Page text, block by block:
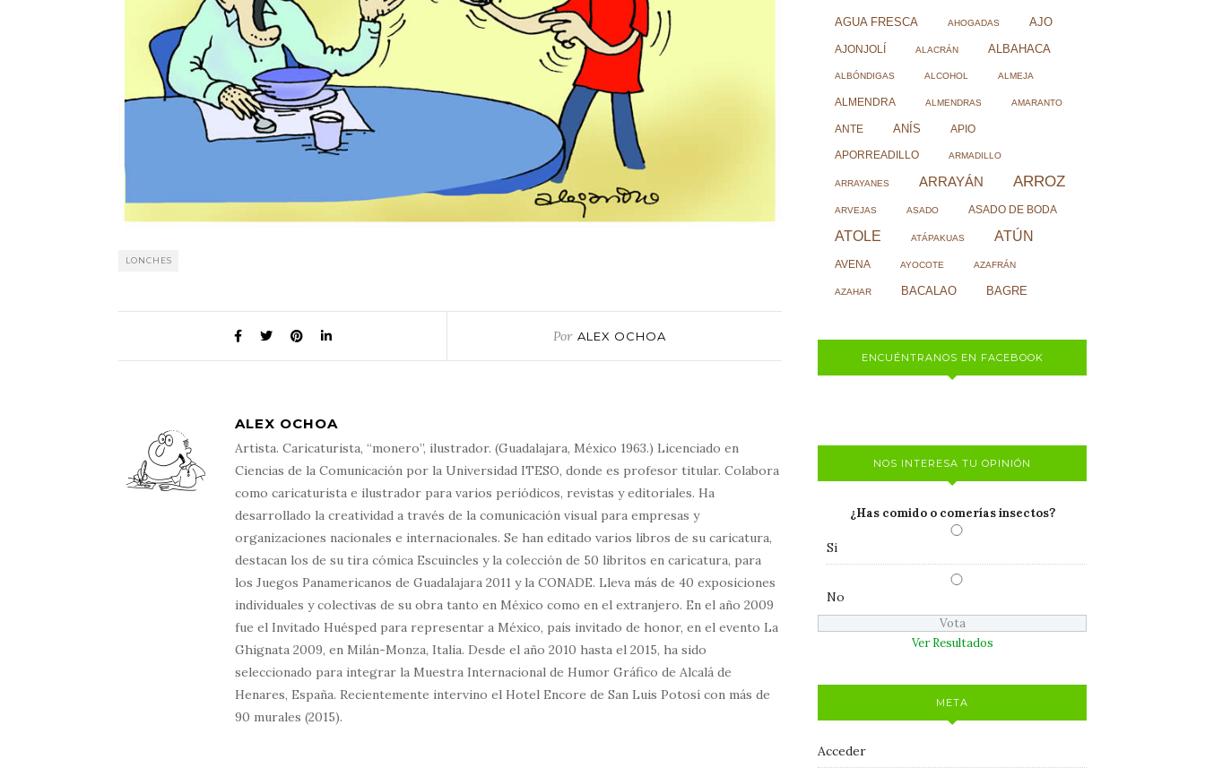
LONCHES
Por ALEX OCHOA
ALEX OCHOA
Artista. Caricaturista, “monero”, ilustrador. (Guadalajara, México 1963.) Licenciado en
Ciencias de la Comunicación por la Universidad ITESO, donde es profesor titular. Colabora
como caricaturista e ilustrador para varios periódicos, revistas y editoriales. Ha
desarrollado la creatividad a través de la comunicación visual para empresas y
organizaciones nacionales e internacionales. Se han editado varios libros de su caricatura,
destacan los de su tira cómica Escuincles y la colección de 50 libritos en caricatura, para
los Juegos Panamericanos de Guadalajara 2011 y la CONADE. Lleva más de 40 exposiciones
individuales y colectivas de su obra tanto en México como en el extranjero. En el año 2009
fue el Invitado Huésped para representar a México, país invitado de honor, en el evento La
Ghignata 2009, en Milán-Monza, Italia. Desde el año 2010 hasta el 2015, ha sido
seleccionado para integrar la Muestra Internacional de Humor Gráfico de Alcalá de
Henares, España. Recientemente intervino el Hotel Encore de San Luis Potosí con más de
90 murales (2015).
AGUA FRESCA AHOGADAS AJO
AJONJOLÍ ALACRÁN ALBAHACA
ALBÓNDIGAS ALCOHOL ALMEJA
ALMENDRA ALMENDRAS AMARANTO
ANTE ANÍS APIO
APORREADILLO ARMADILLO
ARRAYANES ARRAYÁN ARROZ
ARVEJAS ASADO ASADO DE BODA
ATOLE ATÁPAKUAS ATÚN
AVENA AYOCOTE AZAFRÁN
AZAHAR BACALAO BAGRE
ENCUÉNTRANOS EN FACEBOOK
NOS INTERESA TU OPINIÓN
¿Has comido o comerías insectos?
Si
No
Ver Resultados
META
Acceder